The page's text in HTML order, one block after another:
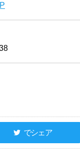
でシェア